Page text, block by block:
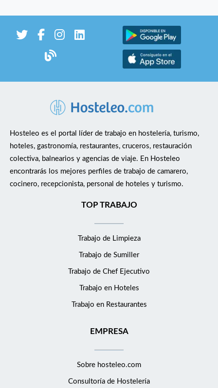
Hosteleo es el portal líder de trabajo en hostelería, turismo,
hoteles, gastronomía, restaurantes, cruceros, restauración
colectiva, balnearios y agencias de viaje. En Hosteleo
encontrarás los mejores perfiles de trabajo de camarero,
cocinero, recepcionista, personal de hoteles y turismo.
TOP TRABAJO
Trabajo de Limpieza
Trabajo de Sumiller
Trabajo de Chef Ejecutivo
Trabajo en Hoteles
Trabajo en Restaurantes
EMPRESA
Sobre hosteleo.com
Consultoría de Hostelería